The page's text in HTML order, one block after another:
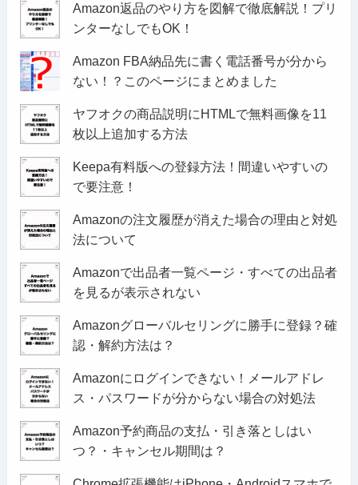
Amazon返品のやり方を図解で徹底解説！プリ
ンターなしでもOK！
Amazon FBA納品先に書く電話番号が分から
ない！？このページにまとめました
ヤフオクの商品説明にHTMLで無料画像を11
枚以上追加する方法
Keepa有料版への登録方法！間違いやすいの
で要注意！
Amazonの注文履歴が消えた場合の理由と対処
法について
Amazonで出品者一覧ページ・すべての出品者
を見るが表示されない
Amazonグローバルセリングに勝手に登録？確
認・解約方法は？
Amazonにログインできない！メールアドレ
ス・パスワードが分からない場合の対処法
Amazon予約商品の支払・引き落としはい
つ？・キャンセル期間は？